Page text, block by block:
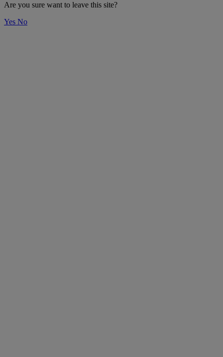
Are you sure want to leave this site?
Yes No